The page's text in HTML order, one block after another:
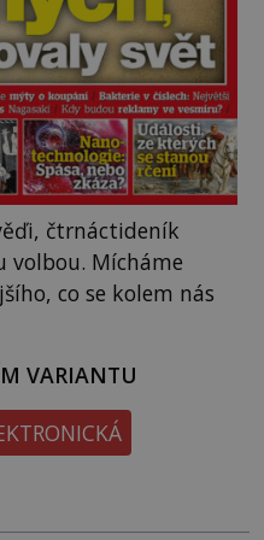
čtrnáctideník
volbou. Mícháme
co se kolem nás
VARIANTU